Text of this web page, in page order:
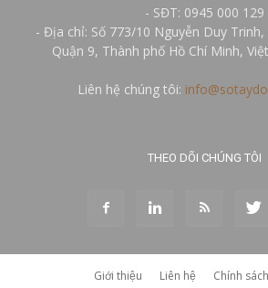
- SĐT: 0945 000 129
- Địa chỉ: Số 773/10 Nguyễn Duy
Quận 9, Thành phố Hồ Chí Minh,
Liên hệ chúng tôi:
THEO DÕI CHÚNG TÔI
Giới thiệu Liên hệ Chính